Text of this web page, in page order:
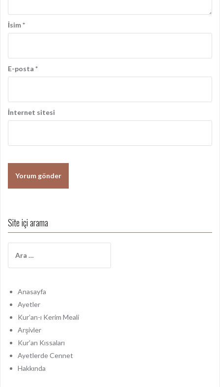
ı
İsim*
E-posta *
İnternet sitesi
Site içi arama
a
a
Anasayfa
Ayetler
Kur’an-ı Kerim Meali
Arşivler
Kur’an Kıssaları
Ayetlerde Cennet
Hakkında